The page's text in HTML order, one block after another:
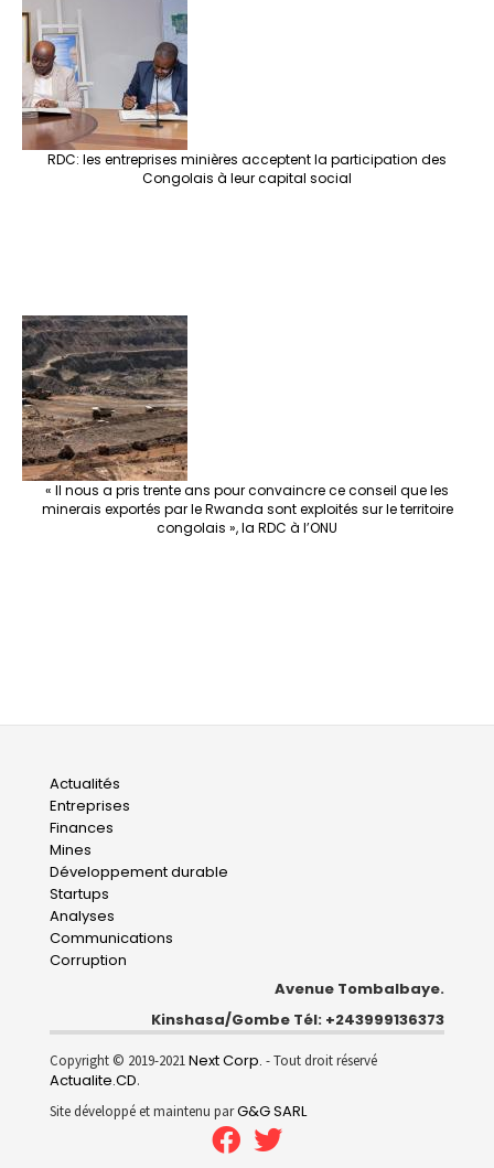
RDC: les entreprises minières acceptent la participation des
Congolais à leur capital social
« Il nous a pris trente ans pour convaincre ce conseil que les
minerais exportés par le Rwanda sont exploités sur le territoire
congolais », la RDC à l’ONU
Main
navigation
Actualités
Entreprises
Finances
Mines
Développement durable
Startups
Analyses
Communications
Corruption
Avenue Tombalbaye.
Kinshasa/Gombe Tél: +243999136373
Copyright © 2019-2021Next Corp. - Tout droit réservé
Actualite.CD.
Site développé et maintenu parG&G SARL